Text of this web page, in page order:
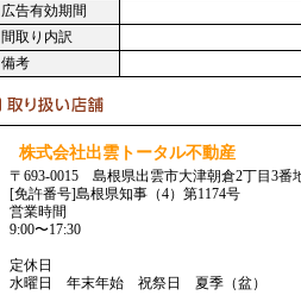
広告有効期間
間取り内訳
備考
株式会社出雲トータル不動産
〒693-0015 島根県出雲市大津朝倉2丁目3番
[免許番号]島根県知事（4）第1174号
営業時間
9:00〜17:30
定休日
水曜日 年末年始 祝祭日 夏季（盆）